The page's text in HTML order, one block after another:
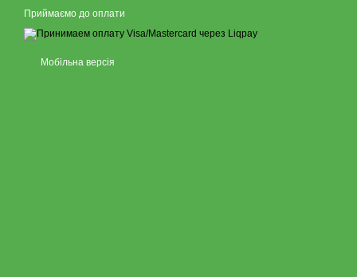
Приймаємо до оплати
Мобільна версія